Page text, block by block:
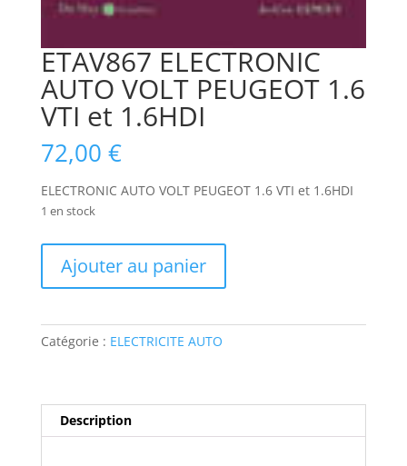
ETAV867 ELECTRONIC
AUTO VOLT PEUGEOT 1.6
VTI et 1.6HDI
72,00 €
ELECTRONIC AUTO VOLT PEUGEOT 1.6 VTI et 1.6HDI
1 en stock
AUTO
et
Ajouter au panier
Catégorie : ELECTRICITE AUTO
Description